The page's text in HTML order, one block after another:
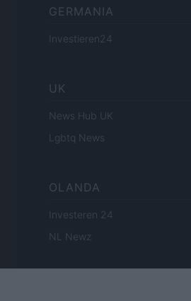
GERMANIA
Investieren24
UK
News Hub UK
Lgbtq News
OLANDA
Investeren 24
NL Newz